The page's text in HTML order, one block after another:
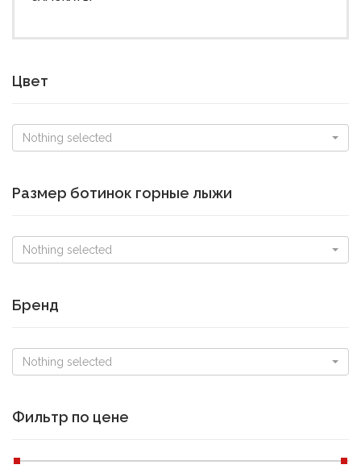
Цвет
Nothing selected
Размер ботинок горные лыжи
Nothing selected
Бренд
Nothing selected
Фильтр по цене